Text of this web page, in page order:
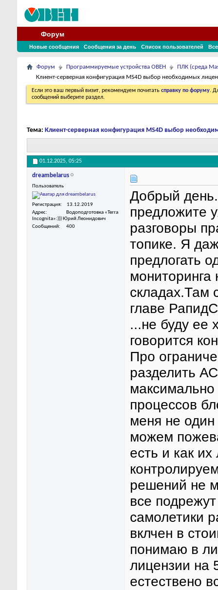
Форум
Новые сообщения Сообщения за день Список пользователей
Форум Программируемые устройства ОВЕН
ПЛК (среда
Клиент-серверная конфигурация MS4D выбор необходимых
Если это ваш первый визит, рекомендуем почитать справку по форуму.
сообщений выберите раздел.
Тема: Клиент-серверная конфигурация MS4D выбор
01.12.2025, 05:25
dreambelarus
Пользователь
Регистрация
13.12.2019
Адрес
Водоподготовка «Terra
Incognita»:))) Юрий Леонидович
Сообщений
400
Добрый
предложите
разговоры
топике. Я
предлогать
мониторинга
складах.Там
главе
...не буду ее
говорится
Про
разделить
максимально
процессов
меня не
можем
есть и как
решений не
все
самолетики
вклчен в
понимаю в
лицензии на
естествено